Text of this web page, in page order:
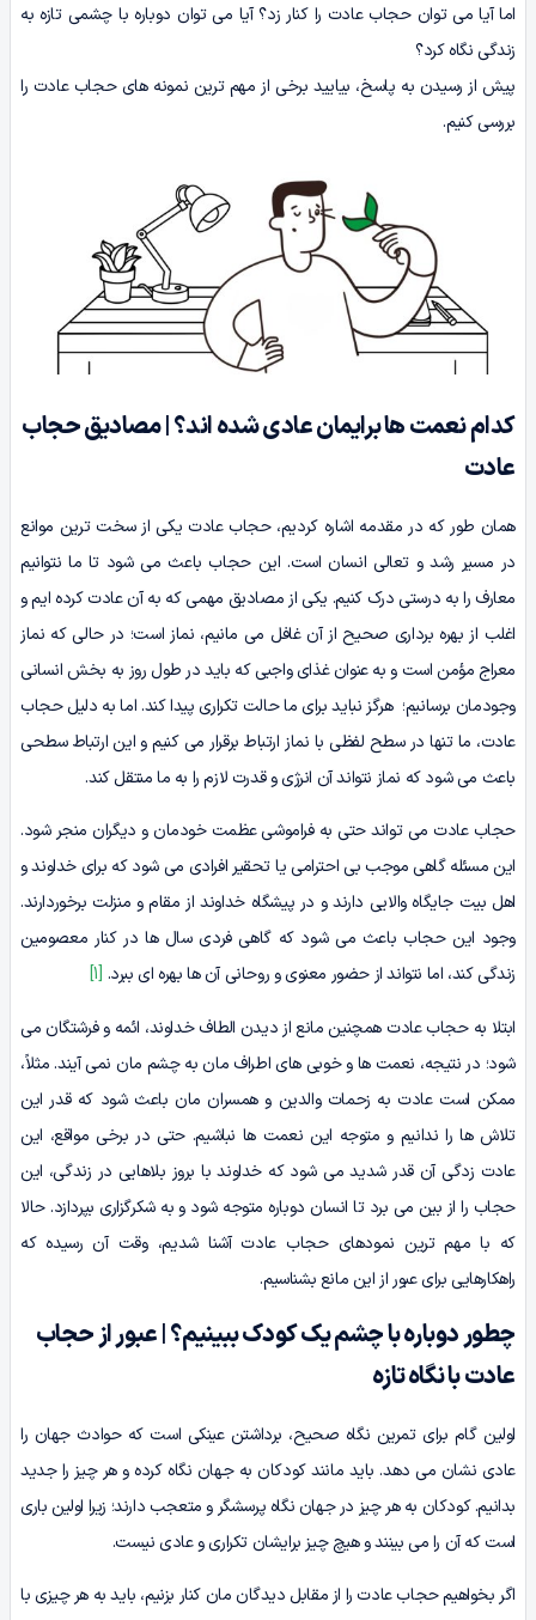
اما آیا می توان حجاب عادت را کنار زد؟ آیا می توان دوباره با چشمی تازه به
زندگی نگاه کرد؟
پیش از رسیدن به پاسخ، بیایید برخی از مهم ترین نمونه های حجاب عادت را
بررسی کنیم.
کدام نعمت ها برایمان عادی شده اند؟ | مصادیق حجاب
عادت
همان طور که در مقدمه اشاره کردیم، حجاب عادت یکی از سخت ترین موانع
در مسیر رشد و تعالی انسان است. این حجاب باعث می شود تا ما نتوانیم
معارف را به درستی درک کنیم. یکی از مصادیق مهمی که به آن عادت کرده ایم و
اغلب از بهره برداری صحیح از آن غافل می مانیم، نماز است؛ در حالی که نماز
معراج مؤمن است و به عنوان غذای واجبی که باید در طول روز به بخش انسانی
وجودمان برسانیم؛ هرگز نباید برای ما حالت تکراری پیدا کند. اما به دلیل حجاب
عادت، ما تنها در سطح لفظی با نماز ارتباط برقرار می کنیم و این ارتباط سطحی
باعث می شود که نماز نتواند آن انرژی و قدرت لازم را به ما منتقل کند.
حجاب عادت می تواند حتی به فراموشی عظمت خودمان و دیگران منجر شود.
این مسئله گاهی موجب بی احترامی یا تحقیر افرادی می شود که برای خداوند و
اهل بیت جایگاه والایی دارند و در پیشگاه خداوند از مقام و منزلت برخوردارند.
وجود این حجاب باعث می شود که گاهی فردی سال ها در کنار معصومین
زندگی کند، اما نتواند از حضور معنوی و روحانی آن ها بهره ای ببرد. [1]
ابتلا به حجاب عادت همچنین مانع از دیدن الطاف خداوند، ائمه و فرشتگان می
شود؛ در نتیجه، نعمت ها و خوبی های اطراف مان به چشم مان نمی آیند. مثلاً،
ممکن است عادت به زحمات والدین و همسران مان باعث شود که قدر این
تلاش ها را ندانیم و متوجه این نعمت ها نباشیم. حتی در برخی مواقع، این
عادت زدگی آن قدر شدید می شود که خداوند با بروز بلاهایی در زندگی، این
حجاب را از بین می برد تا انسان دوباره متوجه شود و به شکرگزاری بپردازد. حالا
که با مهم ترین نمودهای حجاب عادت آشنا شدیم، وقت آن رسیده که
راهکارهایی برای عبور از این مانع بشناسیم.
چطور دوباره با چشم یک کودک ببینیم؟ | عبور از حجاب
عادت با نگاه تازه
اولین گام برای تمرین نگاه صحیح، برداشتن عینکی است که حوادث جهان را
عادی نشان می دهد. باید مانند کودکان به جهان نگاه کرده و هر چیز را جدید
بدانیم. کودکان به هر چیز در جهان نگاه پرسشگر و متعجب دارند؛ زیرا اولین باری
است که آن را می بینند و هیچ چیز برایشان تکراری و عادی نیست.
اگر بخواهیم حجاب عادت را از مقابل دیدگان مان کنار بزنیم، باید به هر چیزی با